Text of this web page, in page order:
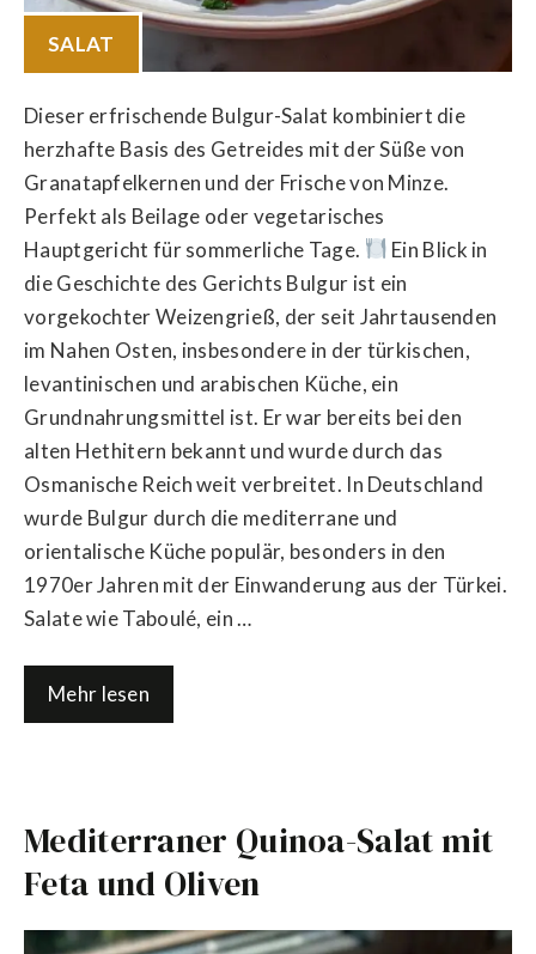
SALAT
Dieser erfrischende Bulgur-Salat kombiniert die
herzhafte Basis des Getreides mit der Süße von
Granatapfelkernen und der Frische von Minze.
Perfekt als Beilage oder vegetarisches
Hauptgericht für sommerliche Tage.
Ein Blick in
die Geschichte des Gerichts Bulgur ist ein
vorgekochter Weizengrieß, der seit Jahrtausenden
im Nahen Osten, insbesondere in der türkischen,
levantinischen und arabischen Küche, ein
Grundnahrungsmittel ist. Er war bereits bei den
alten Hethitern bekannt und wurde durch das
Osmanische Reich weit verbreitet. In Deutschland
wurde Bulgur durch die mediterrane und
orientalische Küche populär, besonders in den
1970er Jahren mit der Einwanderung aus der Türkei.
Salate wie Taboulé, ein …
Mehr lesen
Mediterraner Quinoa-Salat mit
Feta und Oliven